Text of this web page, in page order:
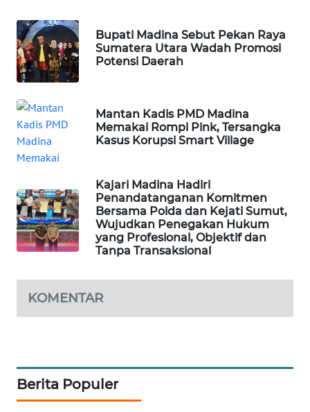
Bupati Madina Sebut Pekan Raya
Sumatera Utara Wadah Promosi
Potensi Daerah
Mantan Kadis PMD Madina
Memakai Rompi Pink, Tersangka
Kasus Korupsi Smart Village
Kajari Madina Hadiri
Penandatanganan Komitmen
Bersama Polda dan Kejati Sumut,
Wujudkan Penegakan Hukum
yang Profesional, Objektif dan
Tanpa Transaksional
KOMENTAR
Berita Populer
METRO
MEDAN
NEWS
JAKARTA
NEWS
KRT
KARING
NEWS
MARITIM
HUMBANG
GARONGGANG
NEWS